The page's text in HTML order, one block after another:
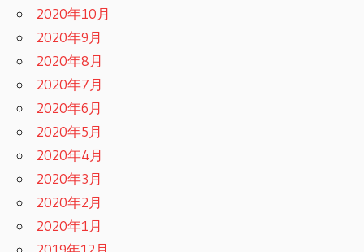
2020年10月
2020年9月
2020年8月
2020年7月
2020年6月
2020年5月
2020年4月
2020年3月
2020年2月
2020年1月